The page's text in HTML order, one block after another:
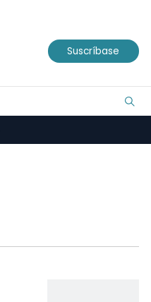
Suscríbase